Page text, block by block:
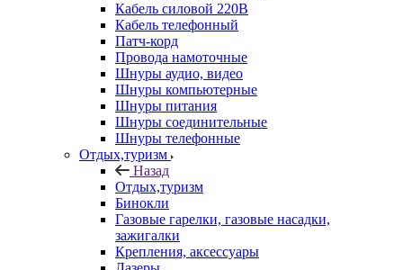
Кабель силовой 220В
Кабель телефонный
Патч-корд
Провода намоточные
Шнуры аудио, видео
Шнуры компьютерные
Шнуры питания
Шнуры соединительные
Шнуры телефонные
Отдых,туризм
Назад
Отдых,туризм
Бинокли
Газовые гарелки, газовые насадки,
зажигалки
Крепления, аксессуары